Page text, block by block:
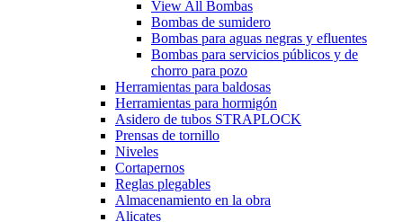
View All Bombas
Bombas de sumidero
Bombas para aguas negras y efluentes
Bombas para servicios públicos y de
chorro para pozo
Herramientas para baldosas
Herramientas para hormigón
Asidero de tubos STRAPLOCK
Prensas de tornillo
Niveles
Cortapernos
Reglas plegables
Almacenamiento en la obra
Alicates